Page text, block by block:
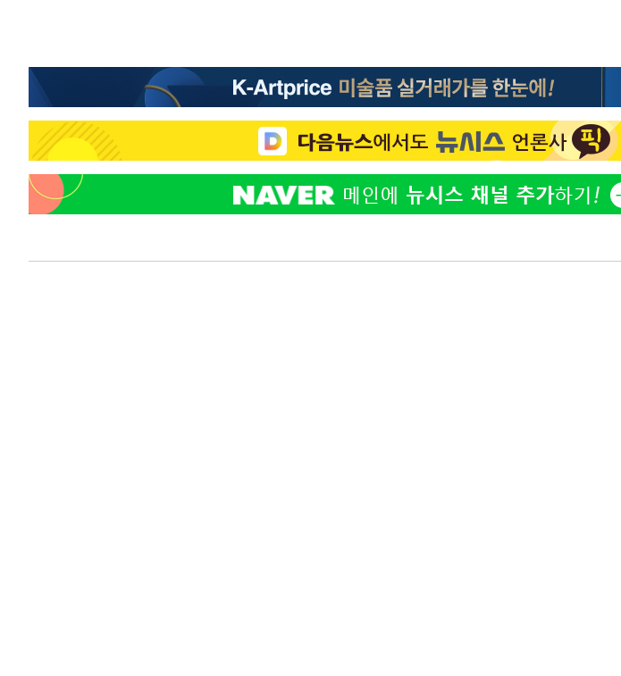
우 0.49%↑
-6207초 전 >[속보] 이란 대통령 "지금 최고지도자와 소통하기가 매우 어려워" 취
임 3년 인터뷰
2시간 전 > [속보] "이란-오만, 호르무즈 해협 통행 항로 합의" 이란 외무부 대변인